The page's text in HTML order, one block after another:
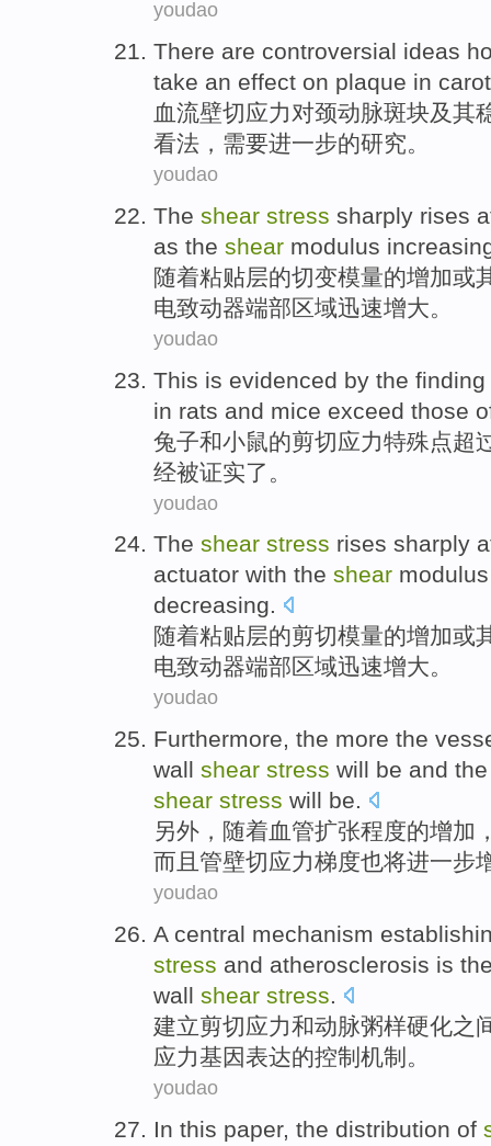
youdao
There are controversial ideas
take an effect on plaque in
血流壁切应力对颈动脉斑块及其
看法 ， 需要进一步的研究。
youdao
The shear stress sharply rises
as the shear modulus
随着粘贴层的切变模量的增加或
电致动器端部区域迅速增大。
youdao
This is evidenced by the finding
in rats and mice exceed those
兔子和小鼠的剪切应力特殊点超
经被证实了。
youdao
The shear stress rises sharply
actuator with the shear
decreasing.
随着粘贴层的剪切模量的增加或
电致动器端部区域迅速增大。
youdao
Furthermore, the more the
wall shear stress will be and
shear stress will be.
另外 ，随着血管扩张程度的增加
而且管壁切应力梯度也将进一步
youdao
A central mechanism
stress and atherosclerosis is
wall shear stress.
建立剪切应力和动脉粥样硬化之
应力基因表达的控制 机制。
youdao
In this paper, the distribution of